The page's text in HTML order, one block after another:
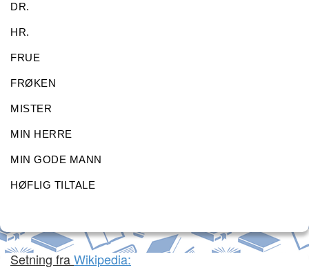
DR.
HR.
FRUE
FRØKEN
MISTER
MIN HERRE
MIN GODE MANN
HØFLIG TILTALE
Setning fraWikipedia: